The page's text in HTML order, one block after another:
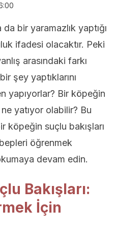
bir yaramazlık yaptığı
ifadesi olacaktır. Peki
arasındaki farkı
şey yaptıklarını
yapıyorlar? Bir köpeğin
yatıyor olabilir? Bu
köpeğin suçlu bakışları
öğrenmek
devam edin.
Bakışları:
İçin